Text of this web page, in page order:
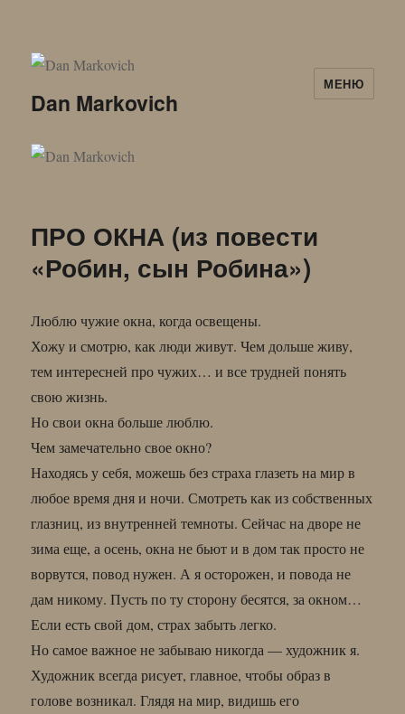
Dan Markovich
МЕНЮ
ПРО ОКНА (из повести
«Робин, сын Робина»)
Люблю чужие окна, когда освещены.
Хожу и смотрю, как люди живут. Чем дольше живу,
тем интересней про чужих… и все трудней понять
свою жизнь.
Но свои окна больше люблю.
Чем замечательно свое окно?
Находясь у себя, можешь без страха глазеть на мир в
любое время дня и ночи. Смотреть как из собственных
глазниц, из внутренней темноты. Сейчас на дворе не
зима еще, а осень, окна не бьют и в дом так просто не
ворвутся, повод нужен. А я осторожен, и повода не
дам никому. Пусть по ту сторону бесятся, за окном…
Если есть свой дом, страх забыть легко.
Но самое важное не забываю никогда — художник я.
Художник всегда рисует, главное, чтобы образ в
голове возникал. Глядя на мир, видишь его